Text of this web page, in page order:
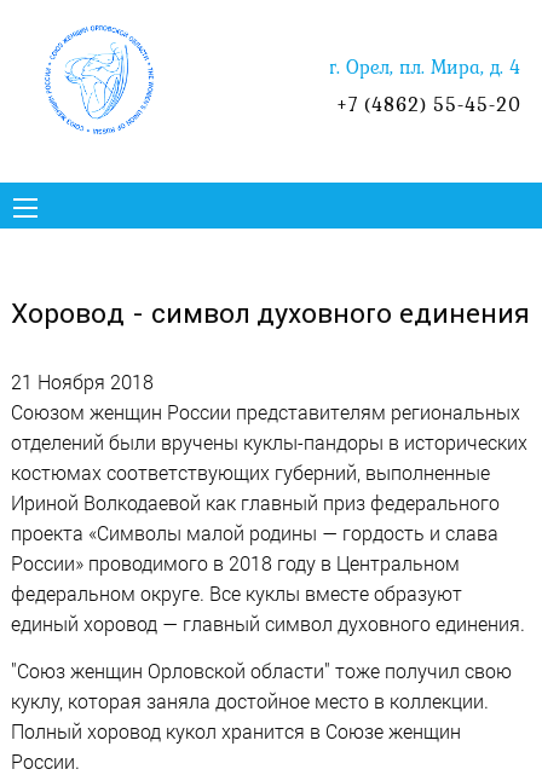
г. Орел, пл. Мира, д. 4
+7 (4862) 55-45-20
Хоровод - символ духовного единения
21 Ноября 2018
Союзом женщин России представителям региональных
отделений были вручены куклы-пандоры в исторических
костюмах соответствующих губерний, выполненные
Ириной Волкодаевой как главный приз федерального
проекта «Символы малой родины — гордость и слава
России» проводимого в 2018 году в Центральном
федеральном округе. Все куклы вместе образуют
единый хоровод — главный символ духовного единения.
"Союз женщин Орловской области" тоже получил свою
куклу, которая заняла достойное место в коллекции.
Полный хоровод кукол хранится в Союзе женщин
России.